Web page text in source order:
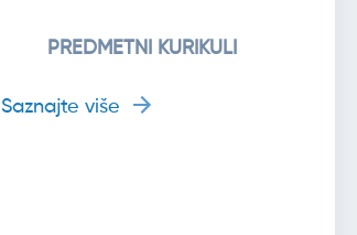
PREDMETNI KURIKULI
Saznajte više